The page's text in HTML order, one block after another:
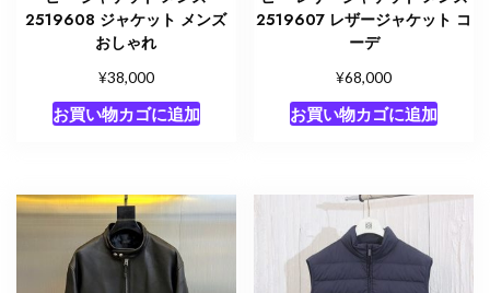
2519608 ジャケット メンズ
おしゃれ
¥38,000
お買い物カゴに追加
2519607 レザージャケット コ
ーデ
¥68,000
お買い物カゴに追加